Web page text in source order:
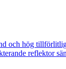
och hög
reflektor